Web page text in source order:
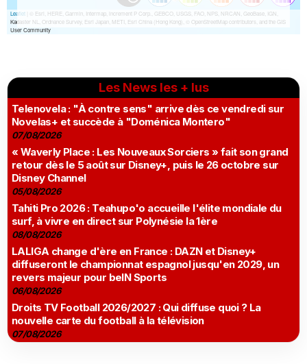
Les News les + lus
Telenovela : "À contre sens" arrive dès ce vendredi sur
Novelas+ et succède à "Doménica Montero"
07/08/2026
« Waverly Place : Les Nouveaux Sorciers » fait son grand
retour dès le 5 août sur Disney+, puis le 26 octobre sur
Disney Channel
05/08/2026
Tahiti Pro 2026 : Teahupo'o accueille l'élite mondiale du
surf, à vivre en direct sur Polynésie la 1ère
08/08/2026
LALIGA change d'ère en France : DAZN et Disney+
diffuseront le championnat espagnol jusqu'en 2029, un
revers majeur pour beIN Sports
06/08/2026
Droits TV Football 2026/2027 : Qui diffuse quoi ? La
nouvelle carte du football à la télévision
07/08/2026